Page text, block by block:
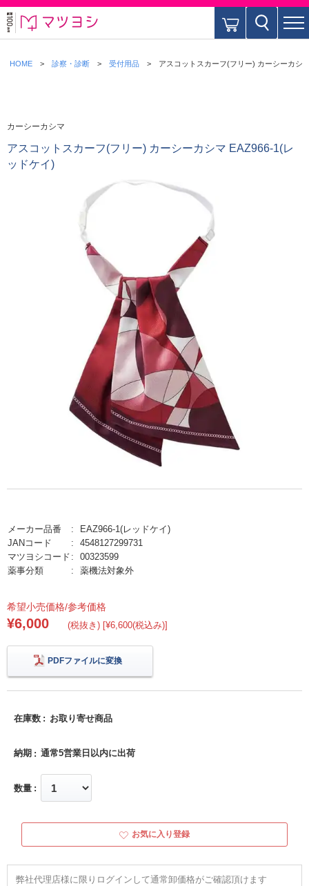
HOME 診察・診断 受付用品 アスコットスカーフ(フリー) カーシーカシ
カーシーカシマ
アスコットスカーフ(フリー) カーシーカシマ EAZ966-1(レ
ッドケイ)
メーカー品番
EAZ966-1(レッドケイ)
JANコード
4548127299731
マツヨシコード
00323599
薬事分類
薬機法対象外
希望小売価格/参考価格
¥6,000 (税抜き) [¥6,600(税込み)]
PDFファイルに変換
在庫数 お取り寄せ商品
納期 通常5営業日以内に出荷
数量
お気に入り登録
弊社代理店様に限りログインして通常卸価格がご確認頂けます